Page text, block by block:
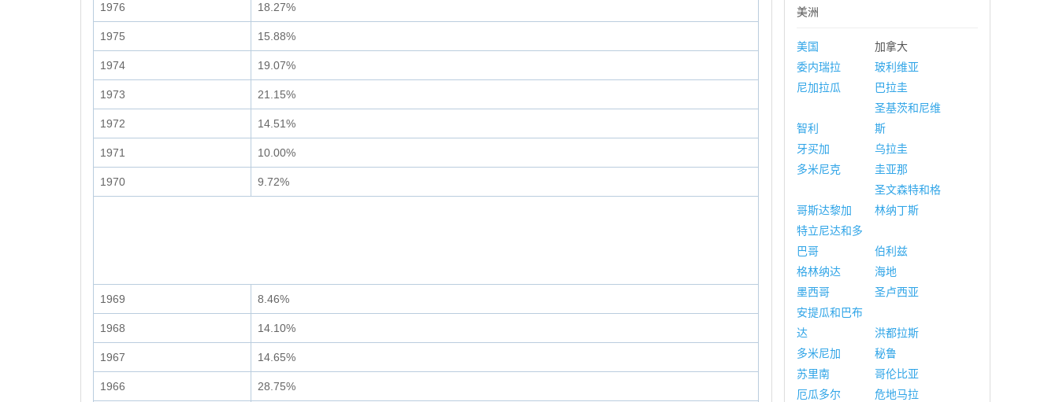
1976 18.27%
1975 15.88%
1974 19.07%
1973 21.15%
1972 14.51%
1971 10.00%
1970 9.72%
1969 8.46%
1968 14.10%
1967 14.65%
1966 28.75%
美洲
美国
加拿大
委内瑞拉
玻利维亚
尼加拉瓜
巴拉圭
智利
圣基茨和尼维
斯
牙买加
乌拉圭
多米尼克
圭亚那
哥斯达黎加
圣文森特和格
林纳丁斯
特立尼达和多
巴哥
伯利兹
格林纳达
海地
墨西哥
圣卢西亚
安提瓜和巴布
达
洪都拉斯
多米尼加
秘鲁
苏里南
哥伦比亚
厄瓜多尔
危地马拉